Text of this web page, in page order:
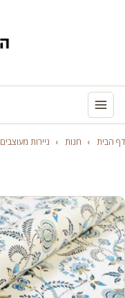
דף הבית › חנות › ניירות מעוצבים